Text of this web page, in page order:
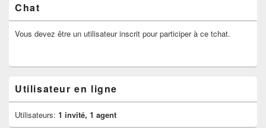
Chat
Vous devez être un utilisateur inscrit pour participer à ce tchat.
Utilisateur en ligne
Utilisateurs: 1 invité, 1 agent